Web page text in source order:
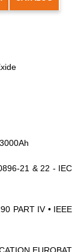
21 & 22 - IEC
• IEEE